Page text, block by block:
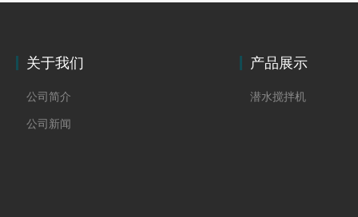
关于我们
公司简介
公司新闻
产品展示
潜水搅拌机